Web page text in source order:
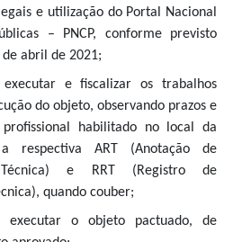
e utilização do Portal Nacional
– PNCP, conforme previsto
de abril de 2021;
e fiscalizar os trabalhos
do objeto, observando prazos e
profissional habilitado no local da
respectiva ART (Anotação de
Técnica) e RRT (Registro de
quando couber;
executar o objeto pactuado, de